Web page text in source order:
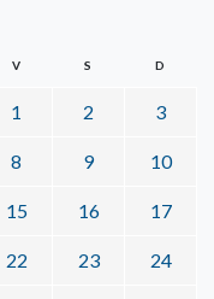
V S D
1 2 3
8 9 10
15 16 17
22 23 24